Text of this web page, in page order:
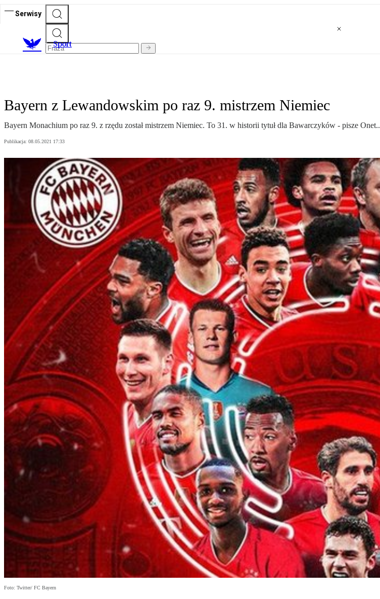
Serwisy
Sport
Bayern z Lewandowskim po raz 9. mistrzem Niemiec
Bayern Monachium po raz 9. z rzędu został mistrzem Niemiec. To 31. w historii tytuł dla Bawarczyków - pisze Onet..
Publikacja: 08.05.2021 17:33
Foto: Twitter/ FC Bayern